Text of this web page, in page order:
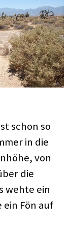
schon so
in die
von
die
wehte ein
ein Fön auf